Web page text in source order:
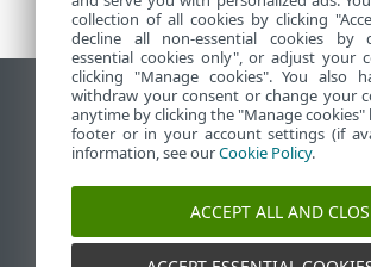
Жұмыс үстеліндегі сайтты
End of Life
ESET білім қоры
ESET форумы
ESET Status Portal
Аймақтық қолдау
collection of all cookies by clicking
decline all non-essential cookies by
essential cookies only", or adjust your
clicking "Manage cookies". You also
withdraw your consent or change your
anytime by clicking the "Manage
footer or in your account settings (if
information, see ourCookie Policy.
ACCEPT ALL AND